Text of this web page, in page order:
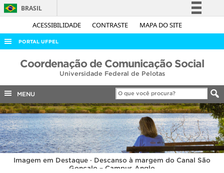
ACESSIBILIDADE CONTRASTE MAPA DO SITE
BRASIL
Simplifique!
Acesso à informação
Legislação
Canais
PORTAL UFPEL
ACESSO À INFORMAÇÃO
COBALTO
CONCURSOS
EDITAIS
INTERNACIONAL
OUVIDORIA
Coordenação de Comunicação Social
Universidade Federal de Pelotas
MENU
Imagem em Destaque · Descanso à margem do Canal São
Gonçalo – Campus Anglo